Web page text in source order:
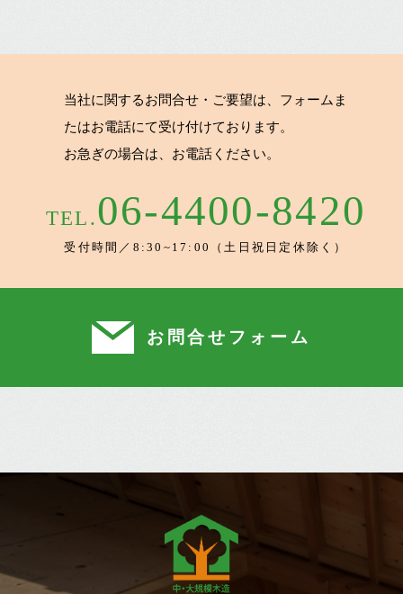
当社に関するお問合せ・ご要望は、フォームま
たはお電話にて受け付けております。
お急ぎの場合は、お電話ください。
TEL.06-4400-8420
受付時間／8:30~17:00（土日祝日定休除く）
お問合せフォーム